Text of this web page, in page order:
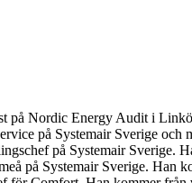
på Nordic Energy Audit i
på Systemair Sverige
på Systemair Sverige.
på Systemair Sverige. Han